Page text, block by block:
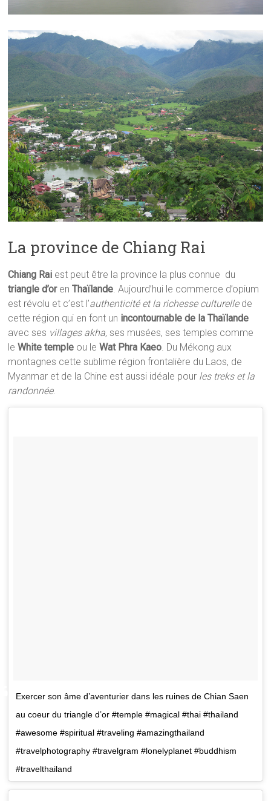
La province de Chiang Rai
Chiang Rai est peut être la province la plus connue du
triangle d’orenThaïlande . Aujourd’hui le commerce d’opium
est révolu et c’est l’authenticité et la richesse culturellede
cette région qui en font un incontournable de la Thaïlande
avec ses villages akha, ses musées, ses temples comme
leWhite temple ou le Wat Phra Kaeo . Du Mékong aux
montagnes cette sublime région frontalière du Laos, de
Myanmar et de la Chine est aussi idéale pour les treks et la
randonnée.
Exercer son âme d’aventurier dans les ruines de Chian Saen
au coeur du triangle d’or #temple #magical #thai #thailand
#awesome #spiritual #traveling #amazingthailand
#travelphotography #travelgram #lonelyplanet #buddhism
#travelthailand